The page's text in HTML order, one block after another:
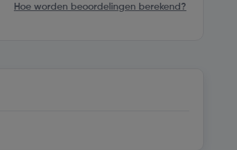
Hoe worden beoordelingen berekend?